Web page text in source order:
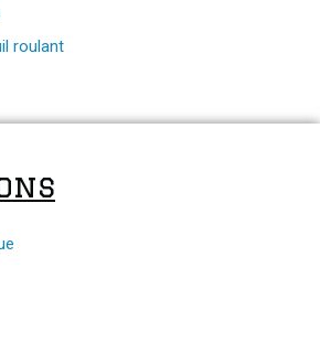
roulant